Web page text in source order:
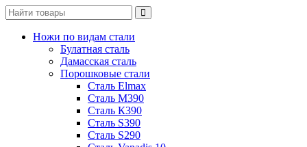
Ножи по видам стали
Булатная сталь
Дамасская сталь
Порошковые стали
Сталь Elmax
Сталь М390
Сталь К390
Сталь S390
Сталь S290